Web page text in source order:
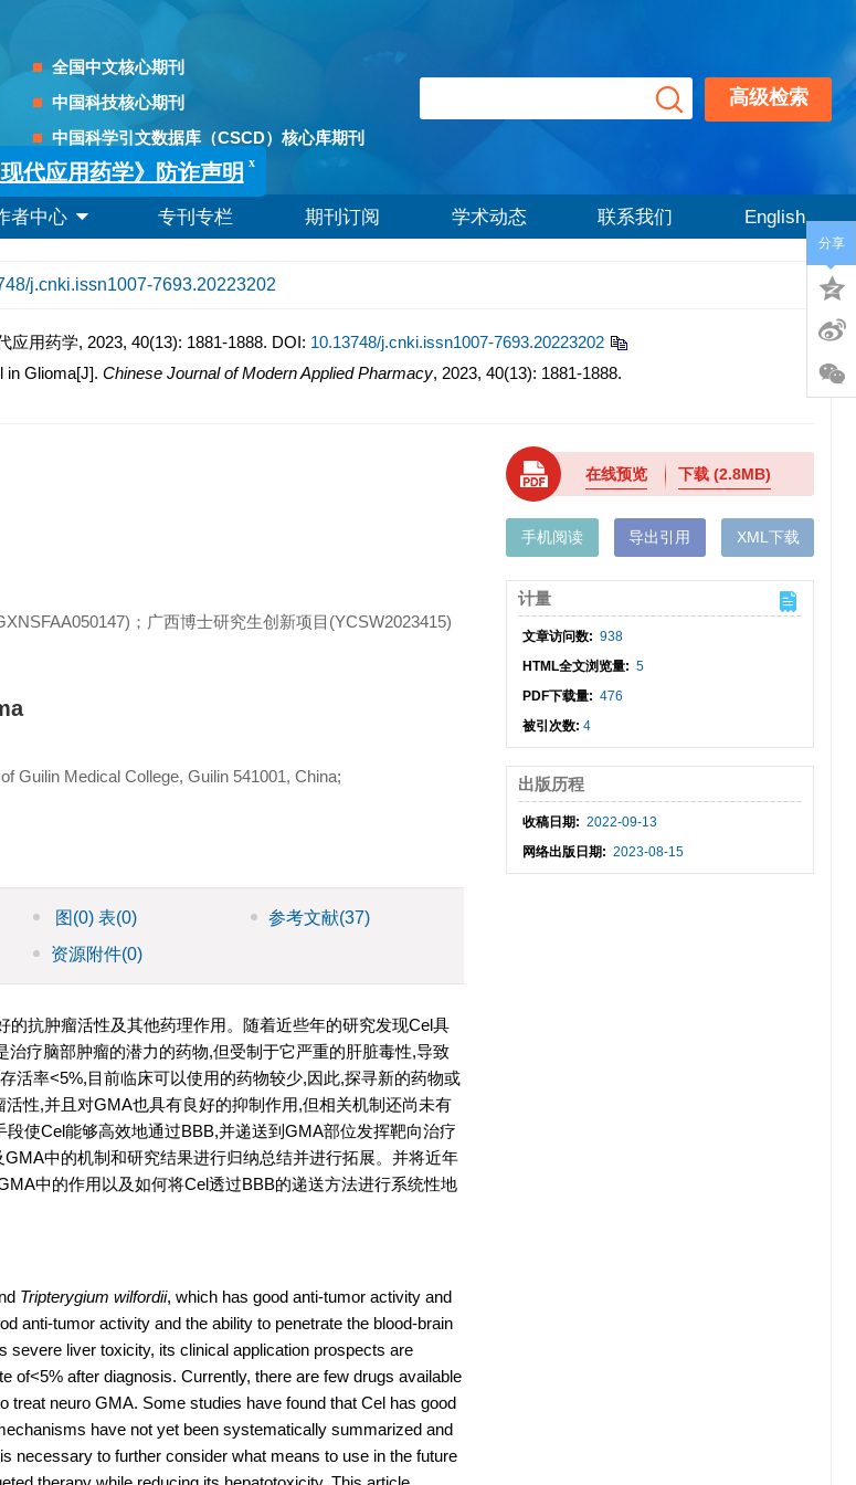
全国中文核心期刊
中国科技核心期刊
中国科学引文数据库（CSCD）核心库期刊
高级检索
者中心 专刊专栏 期刊订阅 学术动态 联系我们 English
j.cnki.issn1007-7693.20223202
用药学, 2023, 40(13): 1881-1888. DOI: 10.13748/j.cnki.issn1007-7693.20223202
in Glioma[J]. Chinese Journal of Modern Applied Pharmacy, 2023, 40(13): 1881-1888.
；广西博士研究生创新项目(YCSW2023415)
Guilin Medical College, Guilin 541001, China;
图 (0)表(0) 参考文献(37)
资源附件(0)
抗肿瘤活性及其他药理作用。随着近些年的研究发现Cel具
疗脑部肿瘤的潜力的药物,但受制于它严重的肝脏毒性,导致
活率<5%,目前临床可以使用的药物较少,因此,探寻新的药物或
性,并且对GMA也具有良好的抑制作用,但相关机制还尚未有
使Cel能够高效地通过BBB,并递送到GMA部位发挥靶向治疗
中的机制和研究结果进行归纳总结并进行拓展。并将近年
中的作用以及如何将Cel透过BBB的递送方法进行系统性地
Tripterygium wilfordii, which has good anti-tumor activity and
anti-tumor activity and the ability to penetrate the blood-brain
severe liver toxicity, its clinical application prospects are
of<5% after diagnosis. Currently, there are few drugs available
treat neuro GMA. Some studies have found that Cel has good
have not yet been systematically summarized and
necessary to further consider what means to use in the future
在线预览 下载(2.8MB)
手机阅读 导出引用 XML下载
计量
文章访问数: 938
HTML全文浏览量: 5
PDF下载量: 476
被引次数:4
出版历程
收稿日期: 2022-09-13
网络出版日期: 2023-08-15
分享
x
应用药学》防诈声明